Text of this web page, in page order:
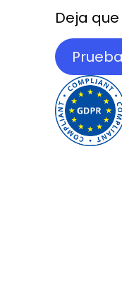
Deja